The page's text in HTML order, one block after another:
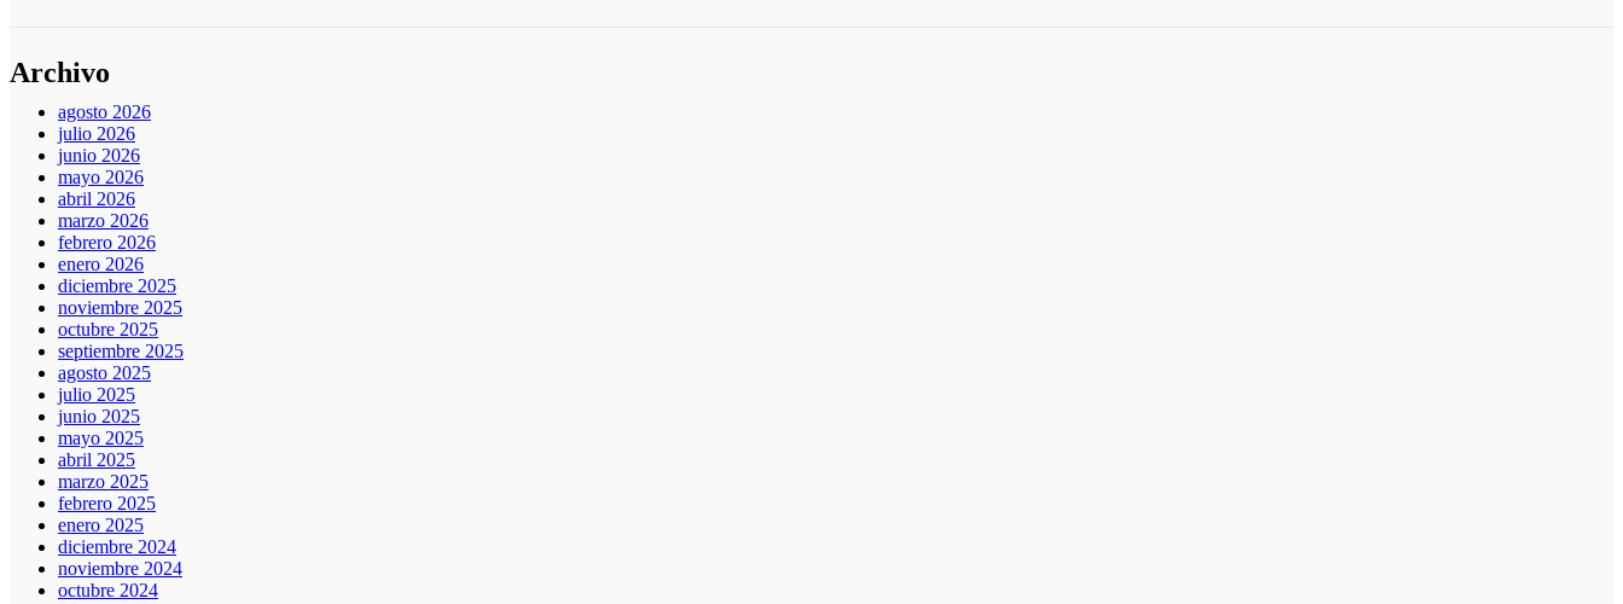
Archivo
agosto 2026
julio 2026
junio 2026
mayo 2026
abril 2026
marzo 2026
febrero 2026
enero 2026
diciembre 2025
noviembre 2025
octubre 2025
septiembre 2025
agosto 2025
julio 2025
junio 2025
mayo 2025
abril 2025
marzo 2025
febrero 2025
enero 2025
diciembre 2024
noviembre 2024
octubre 2024